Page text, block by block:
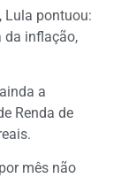
Lula pontuou:
da inflação,
a
Renda de
mês não